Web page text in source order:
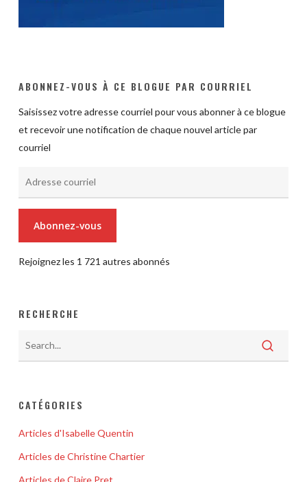
ABONNEZ-VOUS À CE BLOGUE PAR COURRIEL
Saisissez votre adresse courriel pour vous abonner à ce blogue
et recevoir une notification de chaque nouvel article par
courriel
Abonnez-vous
Rejoignez les 1 721 autres abonnés
RECHERCHE
CATÉGORIES
Articles d'Isabelle Quentin
Articles de Christine Chartier
Articles de Claire Pret